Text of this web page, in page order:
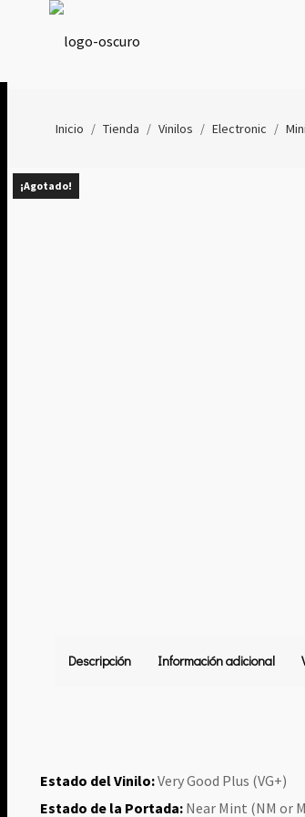
Inicio / Tienda / Vinilos / Electronic /
¡Agotado!
Descripción Información adicional
Estado del Vinilo:Very Good Plus (VG+)
Estado de la Portada: Near Mint (NM or